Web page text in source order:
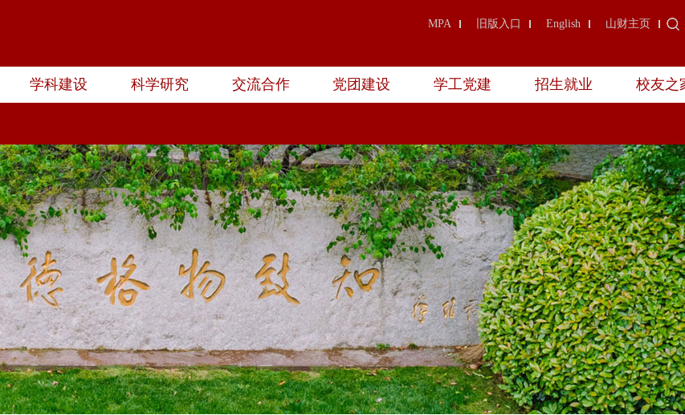
山财主页
English
旧版入口
MPA
学科建设 科学研究 交流合作 党团建设 学工党建 招生就业 校友之